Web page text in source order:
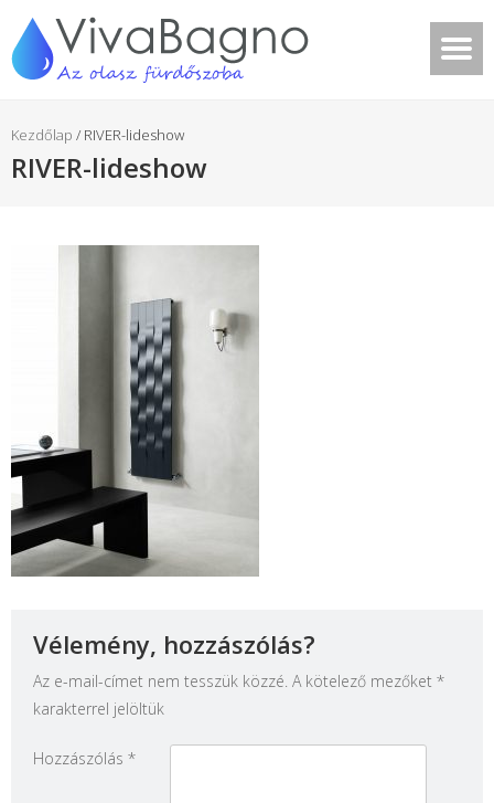
Kezdőlap / RIVER-lideshow
RIVER-lideshow
Vélemény, hozzászólás?
Az e-mail-címet nem tesszük közzé. A kötelező mezőket *
karakterrel jelöltük
Hozzászólás *